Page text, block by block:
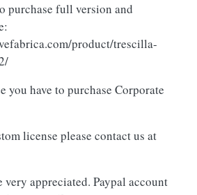
purchase full version and
product/trescilla-
you have to purchase Corporate
license please contact us at
appreciated. Paypal account